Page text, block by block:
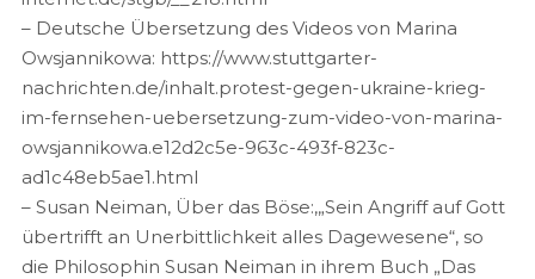
– Deutsche Übersetzung des Videos von Marina
Owsjannikowa: https://www.stuttgarter-
nachrichten.de/inhalt.protest-gegen-ukraine-krieg-
im-fernsehen-uebersetzung-zum-video-von-marina-
owsjannikowa.e12d2c5e-963c-493f-823c-
ad1c48eb5ae1.html
– Susan Neiman, Über das Böse:,„Sein Angriff auf Gott
übertrifft an Unerbittlichkeit alles Dagewesene“, so
die Philosophin Susan Neiman in ihrem Buch „Das